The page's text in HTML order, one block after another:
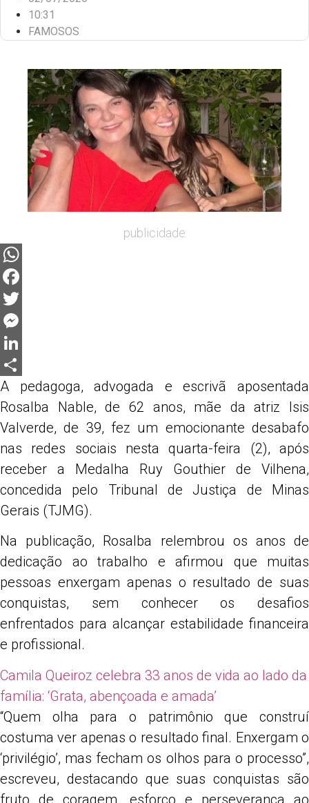
10:31
FAMOSOS
publicidade
WhatsApp
Facebook
Twitter
Messenger
LinkedIn
Share
A pedagoga, advogada e escrivã aposentada
Rosalba Nable, de 62 anos, mãe da atriz Isis
Valverde, de 39, fez um emocionante desabafo
nas redes sociais nesta quarta-feira (2), após
receber a Medalha Ruy Gouthier de Vilhena,
concedida pelo Tribunal de Justiça de Minas
Gerais (TJMG).
Na publicação, Rosalba relembrou os anos de
dedicação ao trabalho e afirmou que muitas
pessoas enxergam apenas o resultado de suas
conquistas, sem conhecer os desafios
enfrentados para alcançar estabilidade financeira
e profissional.
Camila Queiroz celebra 33 anos de vida ao lado da
família: ‘Grata, abençoada e amada’
“Quem olha para o patrimônio que construí
costuma ver apenas o resultado final. Enxergam o
‘privilégio’, mas fecham os olhos para o processo”,
escreveu, destacando que suas conquistas são
fruto de coragem, esforço e perseverança ao